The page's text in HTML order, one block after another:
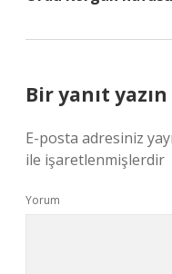
Bir yanıt yazın
E-posta adresiniz
ile işaretlenmişlerdir
Yorum